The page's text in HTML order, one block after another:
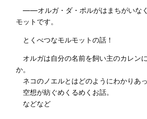
――オルガ・ダ・ポルがはまちがいな
モットです。
とくべつなモルモットの話！
オルガは自分の名前を飼い主のカレン
か。
ネコのノエルとはどのようにわかりあっ
空想が紡ぐめくるめくお話。
などなど